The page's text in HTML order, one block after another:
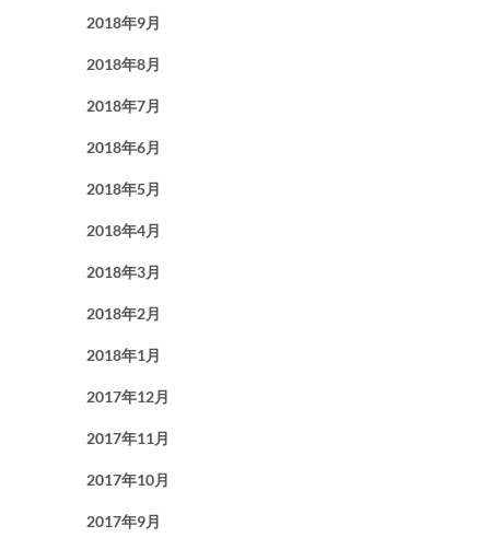
2018年9月
2018年8月
2018年7月
2018年6月
2018年5月
2018年4月
2018年3月
2018年2月
2018年1月
2017年12月
2017年11月
2017年10月
2017年9月